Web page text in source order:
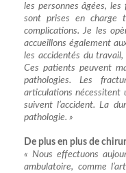
les personnes âgées,
sont prises en charge
complications. Je les
accueillons également
les accidentés du
Ces patients peuvent
pathologies. Les
articulations nécessitent
suivent l’accident. La
pathologie. »
De plus en plus de
« Nous effectuons
ambulatoire, comme